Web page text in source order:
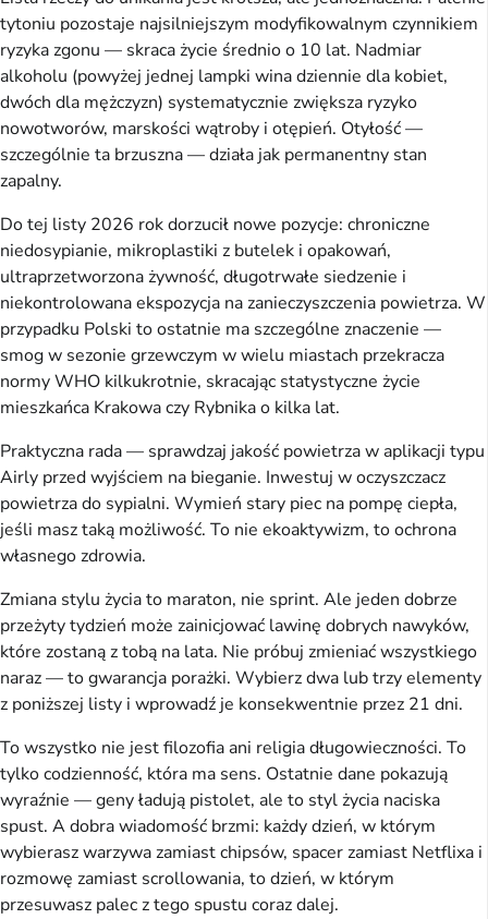
tytoniu pozostaje najsilniejszym modyfikowalnym czynnikiem
ryzyka zgonu — skraca życie średnio o 10 lat. Nadmiar
alkoholu (powyżej jednej lampki wina dziennie dla kobiet,
dwóch dla mężczyzn) systematycznie zwiększa ryzyko
nowotworów, marskości wątroby i otępień. Otyłość —
szczególnie ta brzuszna — działa jak permanentny stan
zapalny.
Do tej listy 2026 rok dorzucił nowe pozycje: chroniczne
niedosypianie, mikroplastiki z butelek i opakowań,
ultraprzetworzona żywność, długotrwałe siedzenie i
niekontrolowana ekspozycja na zanieczyszczenia powietrza. W
przypadku Polski to ostatnie ma szczególne znaczenie —
smog w sezonie grzewczym w wielu miastach przekracza
normy WHO kilkukrotnie, skracając statystyczne życie
mieszkańca Krakowa czy Rybnika o kilka lat.
Praktyczna rada — sprawdzaj jakość powietrza w aplikacji typu
Airly przed wyjściem na bieganie. Inwestuj w oczyszczacz
powietrza do sypialni. Wymień stary piec na pompę ciepła,
jeśli masz taką możliwość. To nie ekoaktywizm, to ochrona
własnego zdrowia.
Zmiana stylu życia to maraton, nie sprint. Ale jeden dobrze
przeżyty tydzień może zainicjować lawinę dobrych nawyków,
które zostaną z tobą na lata. Nie próbuj zmieniać wszystkiego
naraz — to gwarancja porażki. Wybierz dwa lub trzy elementy
z poniższej listy i wprowadź je konsekwentnie przez 21 dni.
To wszystko nie jest filozofia ani religia długowieczności. To
tylko codzienność, która ma sens. Ostatnie dane pokazują
wyraźnie — geny ładują pistolet, ale to styl życia naciska
spust. A dobra wiadomość brzmi: każdy dzień, w którym
wybierasz warzywa zamiast chipsów, spacer zamiast Netflixa i
rozmowę zamiast scrollowania, to dzień, w którym
przesuwasz palec z tego spustu coraz dalej.